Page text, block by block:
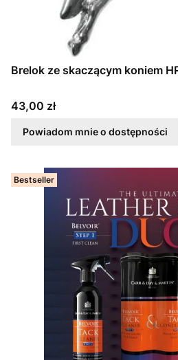
Brelok ze skaczącym koniem
Cena
43,00 zł
Powiadom mnie o dostępności
Bestseller